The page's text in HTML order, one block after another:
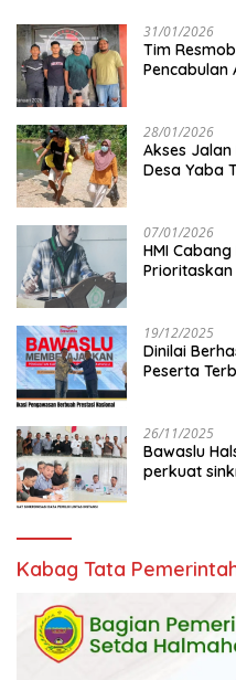
31/01/2026
Tim
Pencabulan
28/01/2026
Akses Jalan
Desa Yaba
07/01/2026
HMI
19/12/2025
Dinilai
Peserta
26/11/2025
Bawaslu
perkuat
Kabag Tata